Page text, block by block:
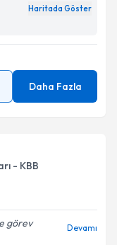
Haritada Göster
Daha Fazla
- KBB
görev
Devamı